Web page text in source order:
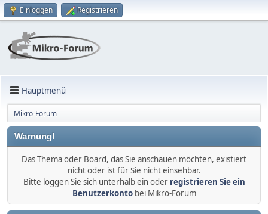
Einloggen Registrieren
Hauptmenü
Mikro-Forum
Warnung!
Das Thema oder Board, das Sie anschauen möchten, existiert
nicht oder ist für Sie nicht einsehbar.
Bitte loggen Sie sich unterhalb ein oder registrieren Sie ein
Benutzerkontobei Mikro-Forum